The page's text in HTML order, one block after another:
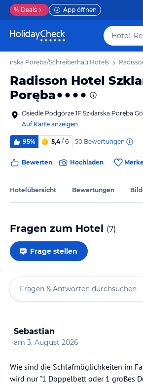
% Deals App öffnen
Poreba/Schreiberhau Hotels
Radisson Hotel
Poręba
Osiedle Podgórze 1F Szklarska Poręba
Auf Karte anzeigen
95% 5,4/ 6 50 Bewertungen
Bewerten Hochladen
Hotelübersicht Bewertungen
Fragen zum Hotel (7)
Frage stellen
Sebastian
am 3. August 2026
Wie sind die Schlafmöglichkeiten im
wird nur "1 Doppelbett oder 1 großes